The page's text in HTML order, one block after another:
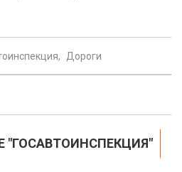
Дороги
"ГОСАВТОИНСПЕКЦИЯ"